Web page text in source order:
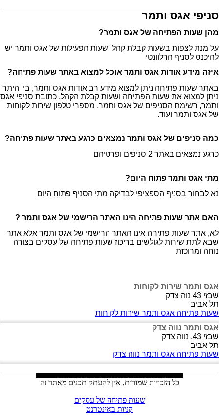
סניפי אגס ותמר
מהן שעות הפתיחה של אגס ותמר?
על מנת לצפות בשעות קבלת קהל ושעות הפעילות של אגס ותמר יש
להיכנס לסניף הרלוונטי
איזה מידע אודות אגס ותמר אוכל למצוא באתר שעות פתיחה?
באתר שעות פתיחה ניתן למצוא מידע רב אודות אגס ותמר, בין היתר
ניתן למצוא את שעות הפתיחה ושעות קבלת הקהל, כתובת סניפי אגס
ותמר, רשימת הסניפים של אגס ותמר, מספרי טלפון שירות לקוחות
של אגס ותמר ועוד.
כמה סניפים של אגס ותמר נמצאים כרגע באתר שעות פתיחה?
כרגע נמצאים באתר 2 סניפים ופרטיהם
מתי אגס ותמר פתוח היום?
נא לבחור בסניף הספציפי לבדיקה מתי הסניף פתוח היום
האם אתר שעות פתיחה הינו האתר הרישמי של אגס ותמר ?
לא, אתר שעות פתיחה אינו האתר הרישמי של אגס ותמר אלא אתר
שבא לתת שירות לגולשים בריכוז שעות פתיחה של עסקים בצורה
נוחה ומרוכזת
אגס ותמר שירות לקוחות
שבזי 43 נוה צדק
תל אביב
שעות פתיחה אגס ותמר שירות לקוחות
אגס ותמר נווה צדק
שבזי 43, נווה צדק
תל אביב
שעות פתיחה אגס ותמר נווה צדק
כל הזכויות שמורות, אין להעתק תכנים מאתר זה
שעות פתיחה של עסקים
קניות באינטרנט